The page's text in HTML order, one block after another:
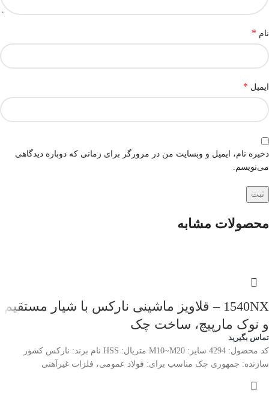
نام *
ایمیل *
ذخیره نام، ایمیل و وبسایت من در مرورگر برای زمانی که دوباره دیدگاهی
می‌نویسم.
محصولات مشابه
1540NX – قلاویز ماشینی نارکس با شیار مستقیم
و نوک مارپیچ، ساخت چک
تماس بگیرید
کد محصول: 4294 سایز: M10~M20 متریال: HSS نام برند: نارکس کشور
سازنده: جمهوری چک مناسب برای: فولاد عمومی، فلزات غیرآهنی